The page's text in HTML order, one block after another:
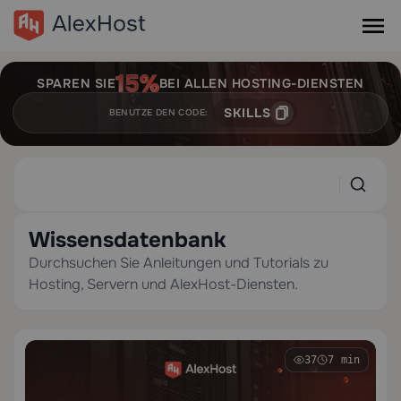
SPAREN SIE BEI ALLEN HOSTING-DIENSTEN
BENUTZE DEN CODE: SKILLS
Wissensdatenbank
Durchsuchen Sie Anleitungen und Tutorials zu
Hosting, Servern und AlexHost-Diensten.
37 7 min